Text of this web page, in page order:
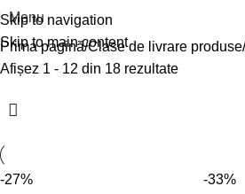
Skip to navigation
Skip to main content
Menu
Prima pagină Clase de livrare produse
Afișez 1 - 12 din 18 rezultate
-27% -33%